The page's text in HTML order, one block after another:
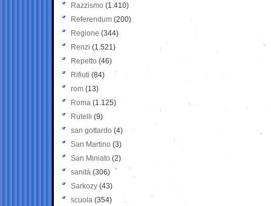
Razzismo (1.410)
Referendum (200)
Regione (344)
Renzi (1.521)
Repetto (46)
Rifiuti (84)
rom (13)
Roma (1.125)
Rutelli (9)
san gottardo (4)
San Martino (3)
San Miniato (2)
sanità (306)
Sarkozy (43)
scuola (354)